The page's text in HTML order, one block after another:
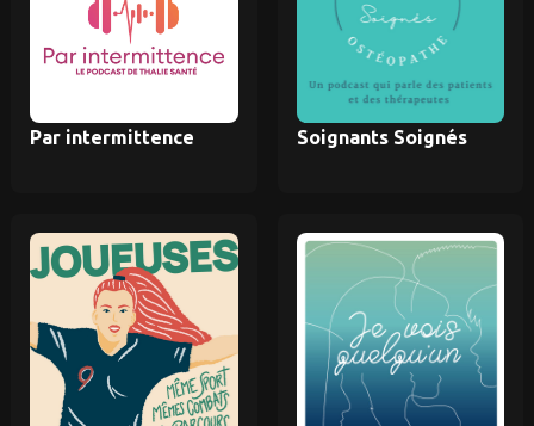
Par intermittence Soignants Soignés